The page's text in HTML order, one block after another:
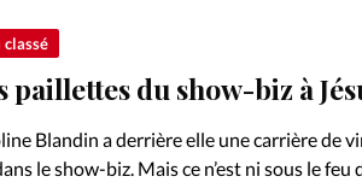
classé
paillettes du show-biz à
Blandin a derrière elle une carrière de
le show-biz. Mais ce n’est ni sous le feu